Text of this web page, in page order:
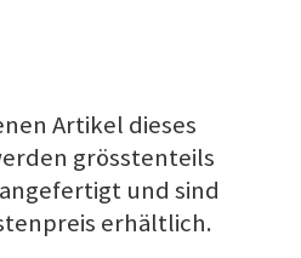
Artikel dieses
grösstenteils
und sind
erhältlich.